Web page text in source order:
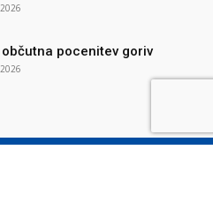
pocenitev goriv